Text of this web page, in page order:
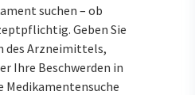
suchen – ob
Geben Sie
des Arzneimittels,
Ihre Beschwerden in
Medikamentensuche